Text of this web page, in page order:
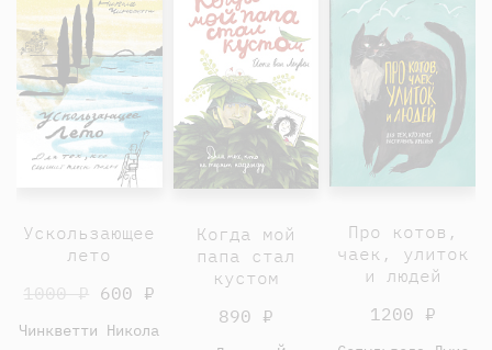
Ускользающее
лето
1000 ₽ 600 ₽
Чинкветти Никола
Когда мой
папа стал
кустом
890 ₽
Про котов,
чаек, улиток
и людей
1200 ₽